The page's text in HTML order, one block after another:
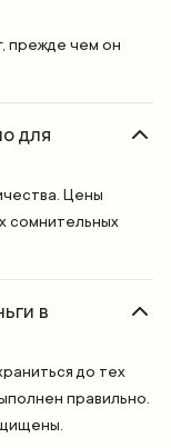
прежде чем он
для
Цены
сомнительных
в
до тех
правильно.